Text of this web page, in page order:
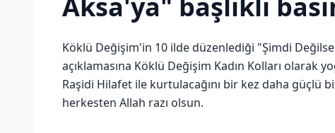
Köklü Değişim'in 10 ilde düzenlediği "Şimdi Değilse
açıklamasına Köklü Değişim Kadın Kolları olarak
Raşidi Hilafet ile kurtulacağını bir kez daha güçlü
herkesten Allah razı olsun.